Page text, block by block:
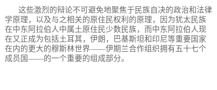
这些激烈的辩论不可避免地聚焦于民族自决的政治和法律
学原理，以及与之相关的原住民权利的原理，因为犹太民族
在中东阿拉伯人中属土原住民少数民族，而中东阿拉伯人现
在又正成为包括土耳其，伊朗，巴基斯坦和印尼等重要国家
在内的更大的穆斯林世界——伊期兰合作组织拥有五十七个
成员国——的一个重要的组成部分。